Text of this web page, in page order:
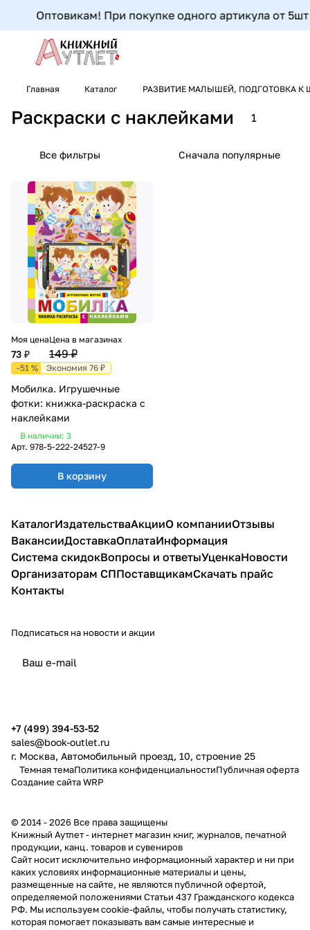
Оптовикам! При покупке одного артикула от 5шт
Главная Каталог РАЗВИТИЕ МАЛЫШЕЙ, ПОДГОТОВКА К
Раскраски с наклейками 1
Все фильтры Сначала популярные
Моя цена
73 ₽
Цена в магазинах
149 ₽
-51 % Экономия 76 ₽
Мобилка. Игрушечные
фотки: книжка-раскраска с
наклейками
В наличии: 3
Арт. 978-5-222-24527-9
В корзину
КаталогИздательстваАкцииО компанииОтзывы
ВакансииДоставкаОплатаИнформация
Система скидокВопросы и ответыУценкаНовости
Организаторам СППоставщикамСкачать прайс
Контакты
Подписаться на новости и акции
+7 (499) 394-53-52
sales@book-outlet.ru
г. Москва, Автомобильный проезд, 10, строение 25
Темная темаПолитика конфиденциальностиПубличная оферта
Создание сайтаWRP
© 2014 - 2026 Все права защищены
Книжный Аутлет - интернет магазин книг, журналов, печатной
продукции, канц. товаров и сувениров
Cайт носит исключительно информационный характер и ни при
каких условиях информационные материалы и цены,
размещенные на сайте, не являются публичной офертой,
определяемой положениями Статьи 437 Гражданского кодекса
РФ. Мы используем cookie-файлы, чтобы получать статистику,
которая помогает показывать вам самые интересные и